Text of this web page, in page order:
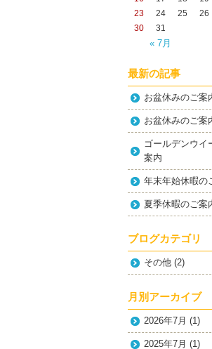
« 7月
23
24 25 26
30
31
最新の記事
お盆休みのご案
お盆休みのご案
ゴールデンウイ
案内
年末年始休暇の
夏季休暇のご案
ブログカテゴリ
その他 (2)
月別アーカイブ
2026年7月 (1)
2025年7月 (1)